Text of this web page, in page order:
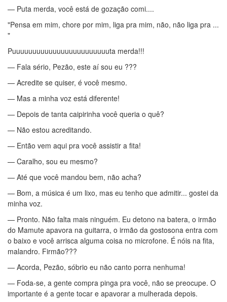
— Puta merda, você está de gozação comi....
"Pensa em mim, chore por mim, liga pra mim, não, não liga pra ...
"
Puuuuuuuuuuuuuuuuuuuuuuuuta merda!!!
— Fala sério, Pezão, este aí sou eu ???
— Acredite se quiser, é você mesmo.
— Mas a minha voz está diferente!
— Depois de tanta caipirinha você queria o quê?
— Não estou acreditando.
— Então vem aqui pra você assistir a fita!
— Caralho, sou eu mesmo?
— Até que você mandou bem, não acha?
— Bom, a música é um lixo, mas eu tenho que admitir... gostei da
minha voz.
— Pronto. Não falta mais ninguém. Eu detono na batera, o irmão
do Mamute apavora na guitarra, o irmão da gostosona entra com
o baixo e você arrisca alguma coisa no microfone. É nóis na fita,
malandro. Firmão???
— Acorda, Pezão, sóbrio eu não canto porra nenhuma!
— Foda-se, a gente compra pinga pra você, não se preocupe. O
importante é a gente tocar e apavorar a mulherada depois.